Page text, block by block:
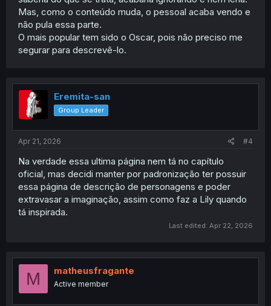
Mas, como o conteúdo muda, o pessoal acaba vendo e
não pula essa parte.
O mais popular tem sido o Oscar, pois não preciso me
segurar para descrevê-lo.
Eremita-san
Group Leader
Apr 21, 2026 #4
Na verdade essa ultima página nem tá no capítulo
oficial, mas decidi manter por padronização ter possuir
essa página de descrição de personagens e poder
extravasar a imaginação, assim como faz a Lily quando
tá inspirada.
Last edited: Apr 22, 2026
M matheusfragante
Active member